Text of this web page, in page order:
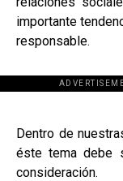
importante
responsable.
Dentro de
éste tema debe
consideración.